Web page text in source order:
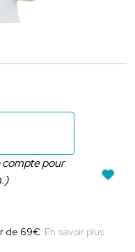
compte pour
de 69€ En savoir plus